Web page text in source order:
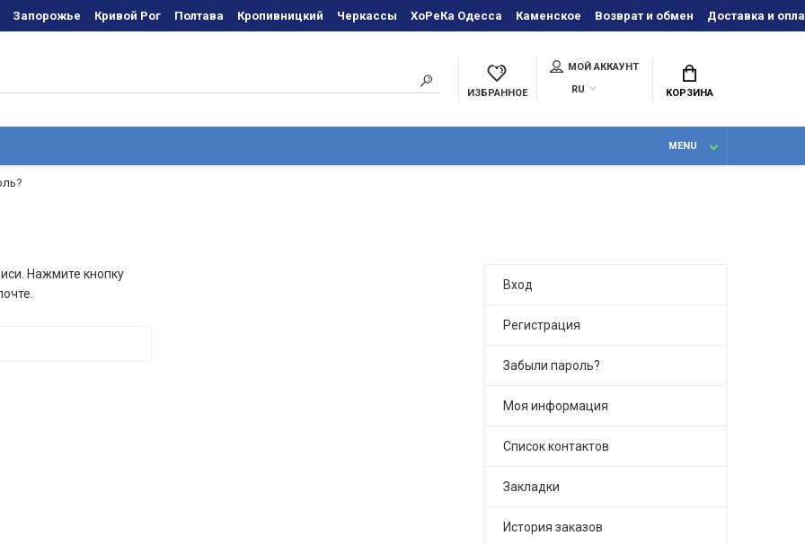
Запорожье Кривой Рог Полтава Кропивницкий Черкаcсы ХоРеКа Одесса Каменское Возврат и обмен Доставка и
ИЗБРАННОЕ
МОЙ АККАУНТ
RU
КОРЗИНА
MENU
Нажмите кнопку
Вход
Регистрация
Забыли пароль?
Моя информация
Список контактов
Закладки
История заказов